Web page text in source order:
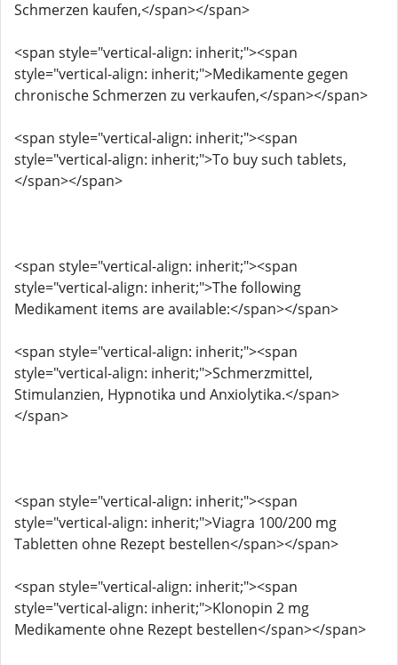
Schmerzen kaufen,</span></span>
<span style="vertical-align: inherit;"><span
style="vertical-align: inherit;">Medikamente gegen
chronische Schmerzen zu verkaufen,</span></span>
<span style="vertical-align: inherit;"><span
style="vertical-align: inherit;">To buy such tablets,
</span></span>
<span style="vertical-align: inherit;"><span
style="vertical-align: inherit;">The following
Medikament items are available:</span></span>
<span style="vertical-align: inherit;"><span
style="vertical-align: inherit;">Schmerzmittel,
Stimulanzien, Hypnotika und Anxiolytika.</span>
</span>
<span style="vertical-align: inherit;"><span
style="vertical-align: inherit;">Viagra 100/200 mg
Tabletten ohne Rezept bestellen</span></span>
<span style="vertical-align: inherit;"><span
style="vertical-align: inherit;">Klonopin 2 mg
Medikamente ohne Rezept bestellen</span></span>